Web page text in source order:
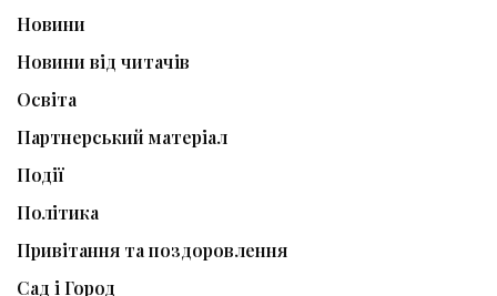
Новини
Новини від читачів
Освіта
Партнерський матеріал
Події
Політика
Привітання та поздоровлення
Сад і Город